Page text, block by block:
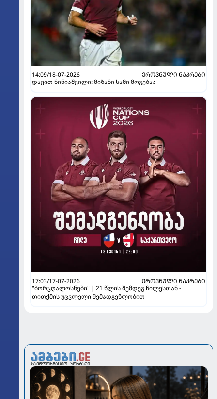
14:09/18-07-2026
ᲔᲠᲝᲕᲜᲣᲚᲘ ᲜᲐᲙᲠᲔᲑᲘ
დავით ნინიაშვილი: მიზანი სამი მოგებაა
17:03/17-07-2026
ᲔᲠᲝᲕᲜᲣᲚᲘ ᲜᲐᲙᲠᲔᲑᲘ
"ბორჯღალოსნები" | 21 წლის შემდეგ ჩილესთან -
თითქმის უცვლელი შემადგენლობით